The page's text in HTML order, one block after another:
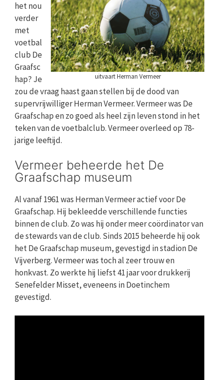
uitvaart Herman Vermeer
het nou
verder
met
voetbal
club De
Graafsc
hap? Je
zou de vraag haast gaan stellen bij de dood van
supervrijwilliger Herman Vermeer. Vermeer was De
Graafschap en zo goed als heel zijn leven stond in het
teken van de voetbalclub. Vermeer overleed op 78-
jarige leeftijd.
Vermeer beheerde het De
Graafschap museum
Al vanaf 1961 was Herman Vermeer actief voor De
Graafschap. Hij bekleedde verschillende functies
binnen de club. Zo was hij onder meer coördinator van
de stewards van de club. Sinds 2015 beheerde hij ook
het De Graafschap museum, gevestigd in stadion De
Vijverberg. Vermeer was toch al zeer trouw en
honkvast. Zo werkte hij liefst 41 jaar voor drukkerij
Senefelder Misset, eveneens in Doetinchem
gevestigd.